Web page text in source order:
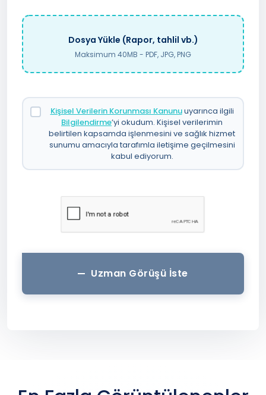
Dosya Yükle (Rapor, tahlil vb.)
Maksimum 40MB - PDF, JPG, PNG
Kişisel Verilerin Korunması Kanunuuyarınca ilgili
Bilgilendirme’yi okudum. Kişisel verilerimin
belirtilen kapsamda işlenmesini ve sağlık hizmet
sunumu amacıyla tarafımla iletişime geçilmesini
kabul ediyorum.
Uzman Görüşü İste